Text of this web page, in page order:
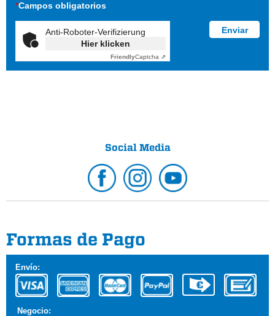
*Campos obligatorios
Anti-Roboter-Verifizierung
Hier klicken
FriendlyCaptcha ⇗
Social Media
Formas de Pago
Envío:
Negocio: